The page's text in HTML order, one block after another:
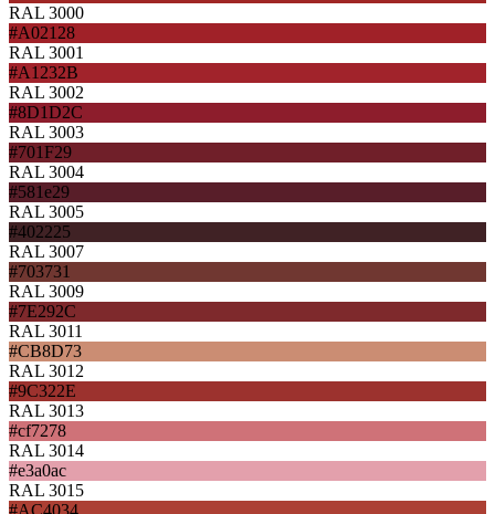
RAL 3000
#A02128
RAL 3001
#A1232B
RAL 3002
#8D1D2C
RAL 3003
#701F29
RAL 3004
#581e29
RAL 3005
#402225
RAL 3007
#703731
RAL 3009
#7E292C
RAL 3011
#CB8D73
RAL 3012
#9C322E
RAL 3013
#cf7278
RAL 3014
#e3a0ac
RAL 3015
#AC4034